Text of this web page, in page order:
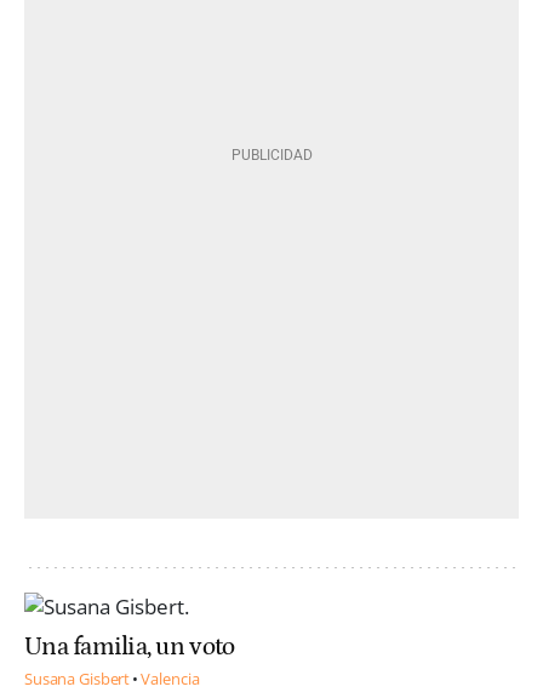
Una familia, un voto
Susana Gisbert Valencia